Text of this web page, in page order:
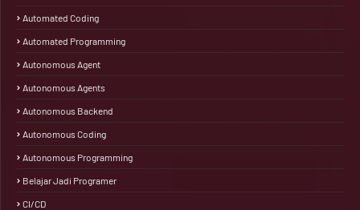
Automated Coding
Automated Programming
Autonomous Agent
Autonomous Agents
Autonomous Backend
Autonomous Coding
Autonomous Programming
Belajar Jadi Programer
CI/CD